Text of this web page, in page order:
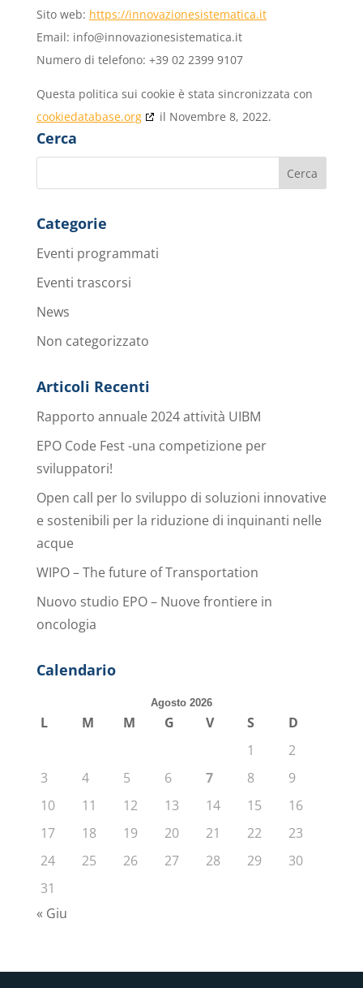
Sito web: https://innovazionesistematica.it
Email: info@innovazionesistematica.it
Numero di telefono: +39 02 2399 9107
Questa politica sui cookie è stata sincronizzata con
cookiedatabase.org
il Novembre 8, 2022.
Cerca
Categorie
Eventi programmati
Eventi trascorsi
News
Non categorizzato
Articoli Recenti
Rapporto annuale 2024 attività UIBM
EPO Code Fest -una competizione per
sviluppatori!
Open call per lo sviluppo di soluzioni innovative
e sostenibili per la riduzione di inquinanti nelle
acque
WIPO – The future of Transportation
Nuovo studio EPO – Nuove frontiere in
oncologia
Calendario
Agosto 2026
L M M G V S
D
1
2
3
4 5 6 7 8
9
10
11 12 13 14 15
16
17
18 19 20 21 22
23
24
25 26 27 28 29
30
31
« Giu